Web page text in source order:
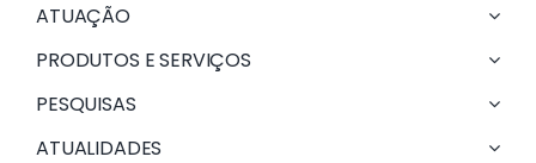
ATUAÇÃO
PRODUTOS E SERVIÇOS
PESQUISAS
ATUALIDADES